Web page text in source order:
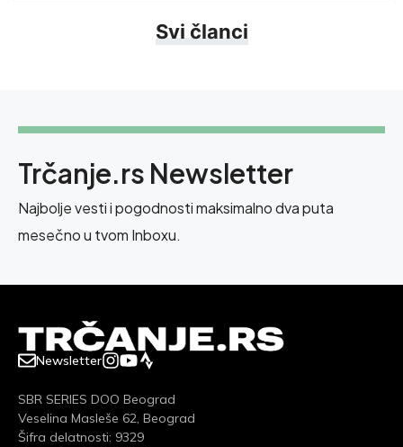
Svi članci
Trčanje.rs Newsletter
Najbolje vesti i pogodnosti maksimalno dva puta
mesečno u tvom Inboxu.
Newsletter
SBR SERIES DOO Beograd
Veselina Masleše 62, Beograd
Šifra delatnosti: 9329